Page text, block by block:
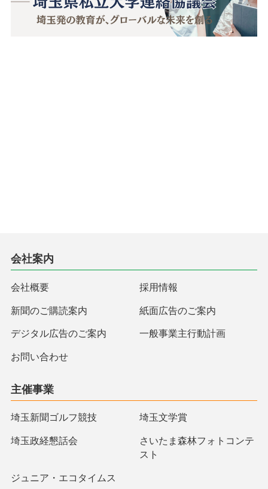
会社案内
会社概要 採用情報
新聞のご購読案内 紙面広告のご案内
デジタル広告のご案内 一般事業主行動計画
お問い合わせ
主催事業
埼玉新聞ゴルフ競技 埼玉文学賞
埼玉政経懇話会
さいたま森林フォトコンテ
スト
ジュニア・エコタイムス